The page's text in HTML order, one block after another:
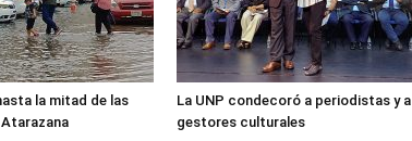
la mitad de las
La UNP condecoró a periodistas y a
gestores culturales